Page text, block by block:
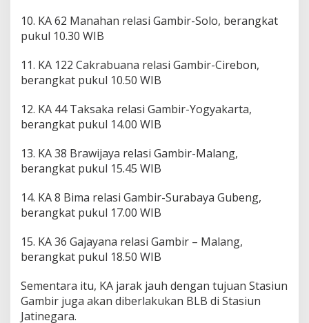
10. KA 62 Manahan relasi Gambir-Solo, berangkat
pukul 10.30 WIB
11. KA 122 Cakrabuana relasi Gambir-Cirebon,
berangkat pukul 10.50 WIB
12. KA 44 Taksaka relasi Gambir-Yogyakarta,
berangkat pukul 14.00 WIB
13. KA 38 Brawijaya relasi Gambir-Malang,
berangkat pukul 15.45 WIB
14. KA 8 Bima relasi Gambir-Surabaya Gubeng,
berangkat pukul 17.00 WIB
15. KA 36 Gajayana relasi Gambir – Malang,
berangkat pukul 18.50 WIB
Sementara itu, KA jarak jauh dengan tujuan Stasiun
Gambir juga akan diberlakukan BLB di Stasiun
Jatinegara.